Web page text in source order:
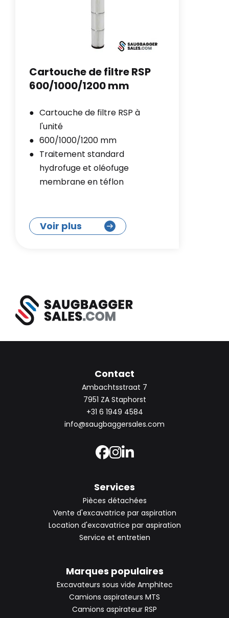
Cartouche de filtre RSP
600/1000/1200 mm
Cartouche de filtre RSP à
l'unité
600/1000/1200 mm
Traitement standard
hydrofuge et oléofuge
membrane en téflon
Voir plus
Contact
Ambachtsstraat 7
7951 ZA Staphorst
+31 6 1949 4584
info@saugbaggersales.com
Services
Pièces détachées
Vente d'excavatrice par aspiration
Location d'excavatrice par aspiration
Service et entretien
Marques populaires
Excavateurs sous vide Amphitec
Camions aspirateurs MTS
Camions aspirateur RSP